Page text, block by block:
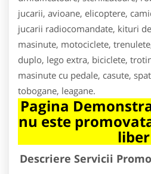
jucarii, avioane, elicoptere,
jucarii radiocomandate, kituri
masinute, motociclete,
duplo, lego extra, biciclete,
masinute cu pedale, casute,
tobogane, leagane.
Pagina
nu este
liber
Descriere Servicii